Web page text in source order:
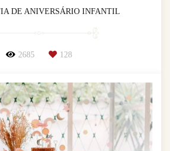
DE ANIVERSÁRIO INFANTIL
2685 128